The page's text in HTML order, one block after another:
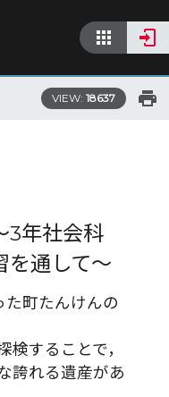
VIEW: 18637
3年社会科
を通して～
町たんけんの
検することで，
誇れる遺産があ